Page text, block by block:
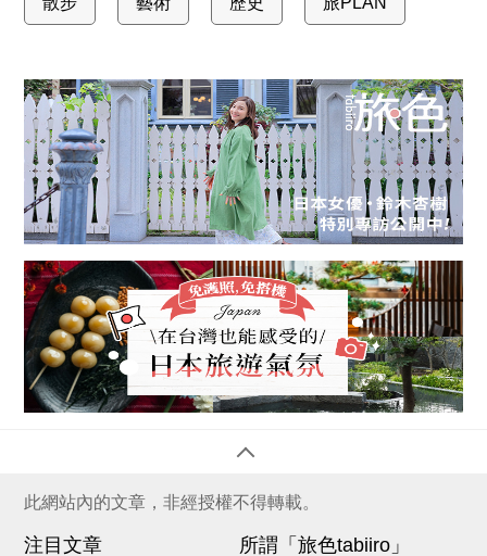
此網站內的文章，非經授權不得轉載。
注目文章 所謂「旅色tabiiro」